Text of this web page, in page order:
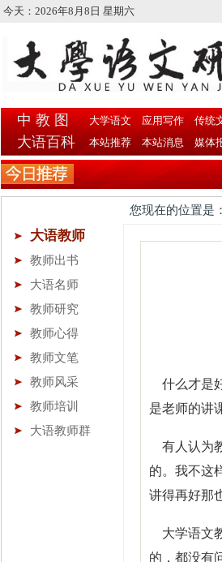
今天： 2026年8月8日 星期六
中 教 图
大语百科
大学语文 应用写作 传统
本站推荐
本站消息 媒体
您现在的位置是
大语教师
教师出书
大语名师
教师研究
教师心得
教师文笔
教师风采
教师培训
大语教师群
什么才是
是老师的讲
有人认为
的。我不这
讲得再好那
大学语文
的，都没有